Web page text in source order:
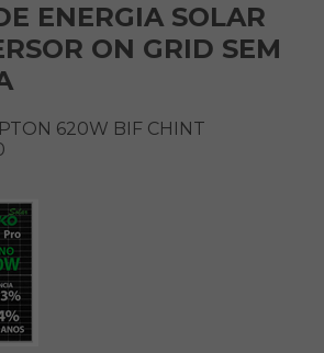
ENERGIA SOLAR
ON GRID SEM
620W BIF CHINT